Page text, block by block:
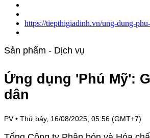
https://tiepthigiadinh.vn/ung-dung-
Sản phẩm - Dịch vụ
Ứng dụng 'Phú Mỹ':
dân
PV • Thứ bảy, 16/08/2025, 05:56 (GMT+7)